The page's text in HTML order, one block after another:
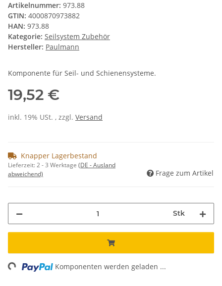
Artikelnummer: 973.88
GTIN: 4000870973882
HAN: 973.88
Kategorie: Seilsystem Zubehör
Hersteller: Paulmann
Komponente für Seil- und Schienensysteme.
19,52 €
inkl. 19% USt. , zzgl. Versand
Knapper Lagerbestand
Lieferzeit:2 - 3 Werktage (DE - Ausland
abweichend)
Frage zum Artikel
Stk
Komponenten werden geladen ...